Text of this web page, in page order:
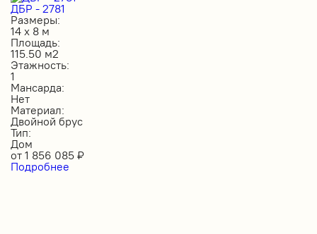
ДБР - 2781
Размеры:
14 х 8 м
Площадь:
115.50 м2
Этажность:
1
Мансарда:
Нет
Материал:
Двойной брус
Тип:
Дом
от 1 856 085 ₽
Подробнее